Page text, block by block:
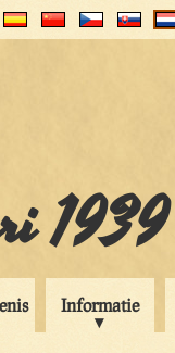
1939
Informatie